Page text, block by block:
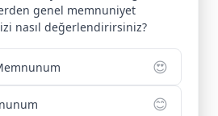
genel memnuniyet
nasıl değerlendirirsiniz?
😍
😊
Formu
Sor
Tablosu